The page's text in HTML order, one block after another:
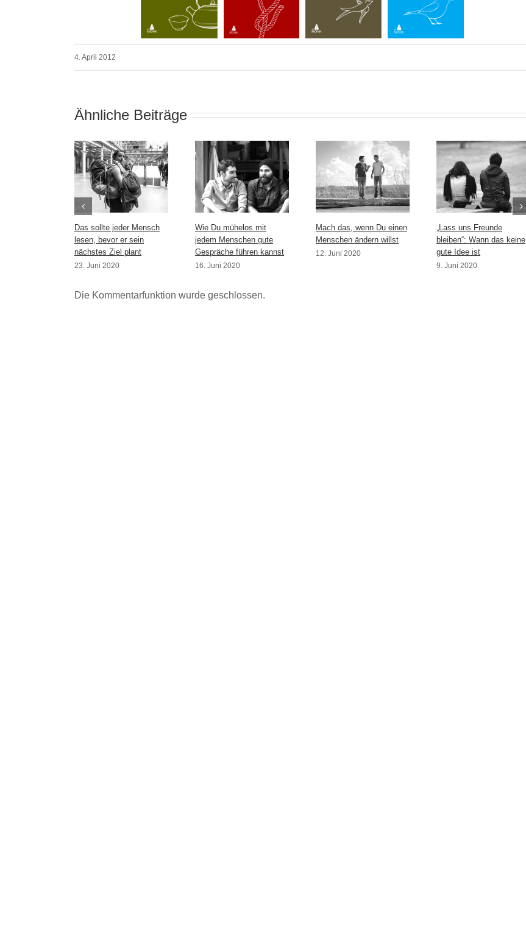
4. April 2012
Ähnliche Beiträge
Das sollte jeder Mensch
lesen, bevor er sein
nächstes Ziel plant
23. Juni 2020
Wie Du mühelos mit
jedem Menschen gute
Gespräche führen kannst
16. Juni 2020
Mach das, wenn Du einen
Menschen ändern willst
12. Juni 2020
„Lass uns Freunde
bleiben“: Wann das keine
gute Idee ist
9. Juni 2020
Die Kommentarfunktion wurde geschlossen.